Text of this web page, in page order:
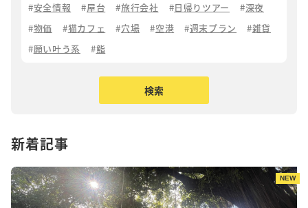
安全情報
屋台 旅行会社 日帰りツアー
深夜
物価
猫カフェ 穴場 空港 週末プラン
雑貨
願い叶う系
鮨
新着記事
NEW